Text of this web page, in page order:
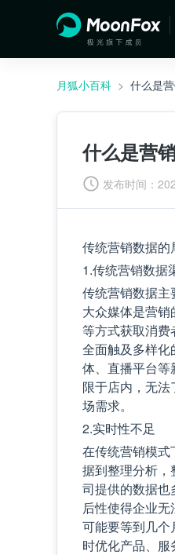
月狐小百科 > 什么是
什么是营
发布时间：
传统营销数据的
1.传统营销数据
传统营销数据
大众媒体是营
等方式获取消
全面触及多样
体、直播平台
限于店内，无
场需求。
2.实时性不足
在传统营销模
据到整理分析
司提供的数据
后性使得企业
可能要等到几个
时优化产品、服